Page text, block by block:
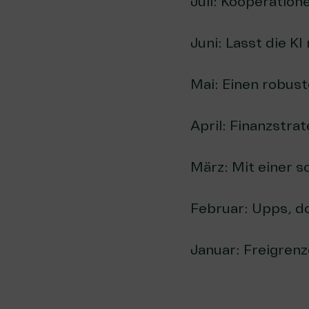
Juni: Lasst die
Mai: Einen
April:
März: Mit einer
Februar: Upps,
Januar: